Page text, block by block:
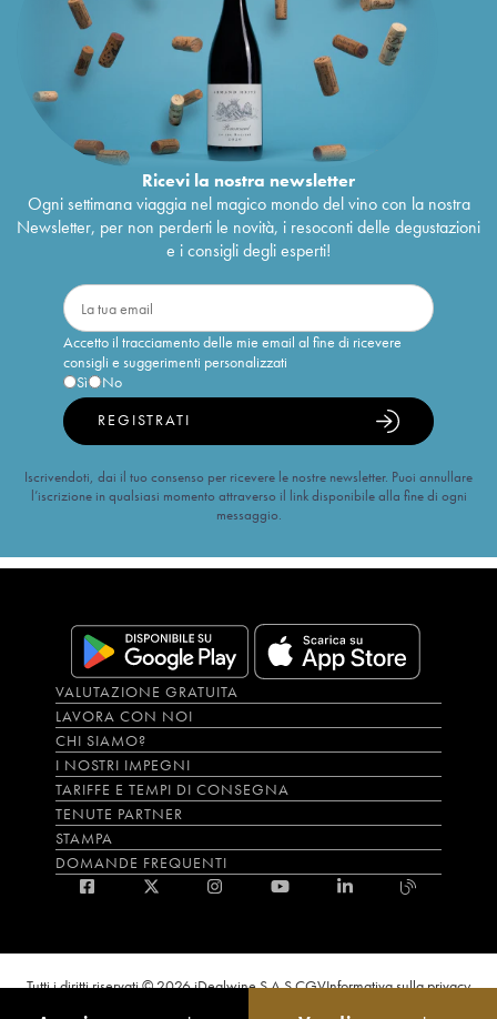
Ricevi la nostra newsletter
Ogni settimana viaggia nel magico mondo del vino con la nostra
Newsletter, per non perderti le novità, i resoconti delle degustazioni
e i consigli degli esperti!
Accetto il tracciamento delle mie email al fine di ricevere
consigli e suggerimenti personalizzati
Sì
No
REGISTRATI
Iscrivendoti, dai il tuo consenso per ricevere le nostre newsletter. Puoi annullare
l’iscrizione in qualsiasi momento attraverso il link disponibile alla fine di ogni
messaggio.
VALUTAZIONE GRATUITA
LAVORA CON NOI
CHI SIAMO?
I NOSTRI IMPEGNI
TARIFFE E TEMPI DI CONSEGNA
TENUTE PARTNER
STAMPA
DOMANDE FREQUENTI
Tutti i diritti riservati © 2026 iDealwine S.A.S.CGVInformativa sulla privacy